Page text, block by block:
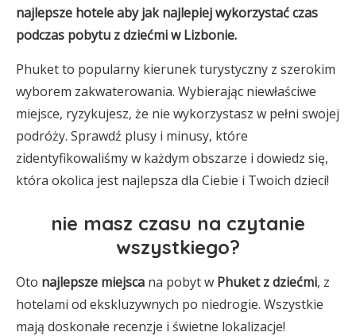
najlepsze hoteleaby jak najlepiej wykorzystać czas
podczas pobytu z dziećmi w Lizbonie.
Phuket to popularny kierunek turystyczny z szerokim
wyborem zakwaterowania. Wybierając niewłaściwe
miejsce, ryzykujesz, że nie wykorzystasz w pełni swojej
podróży. Sprawdź plusy i minusy, które
zidentyfikowaliśmy w każdym obszarze i dowiedz się,
która okolica jest najlepsza dla Ciebie i Twoich dzieci!
nie masz czasu na czytanie
wszystkiego?
Oto najlepsze miejsca na pobyt w Phuket z dziećmi, z
hotelami od ekskluzywnych po niedrogie. Wszystkie
mają doskonałe recenzje i świetne lokalizacje!